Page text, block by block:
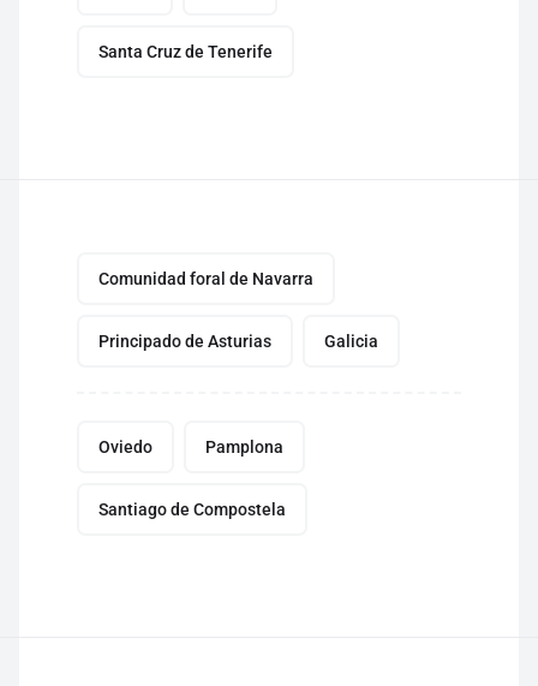
Santa Cruz de Tenerife
Comunidad foral de Navarra
Principado de Asturias Galicia
Oviedo Pamplona
Santiago de Compostela